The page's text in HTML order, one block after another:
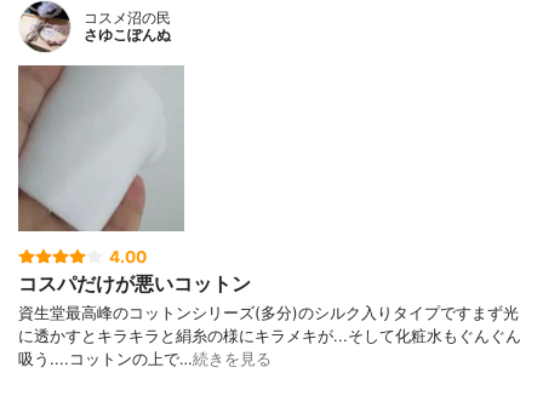
コスメ沼の民
さゆこぽんぬ
4.00
コスパだけが悪いコットン
資生堂最高峰のコットンシリーズ(多分)のシルク入りタイプですまず光
に透かすとキラキラと絹糸の様にキラメキが...そして化粧水もぐんぐん
吸う....コットンの上で…続きを見る